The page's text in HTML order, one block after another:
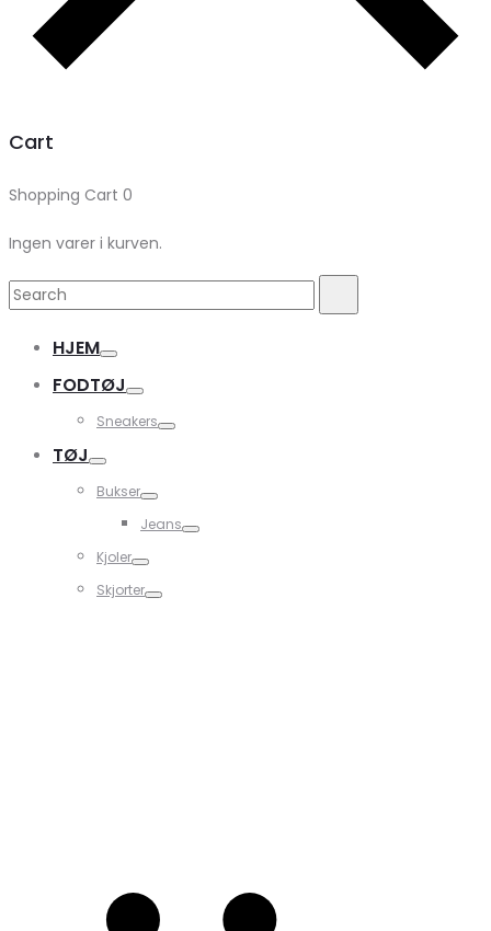
Cart
Shopping Cart 0
Ingen varer i kurven.
Search
HJEM
FODTØJ
Sneakers
TØJ
Bukser
Jeans
Kjoler
Skjorter